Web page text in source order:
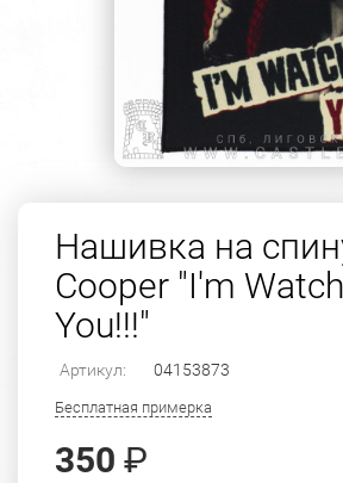
Нашивка на
Cooper "I'm
You!!!"
Артикул: 04153873
Бесплатная примерка
350 ₽